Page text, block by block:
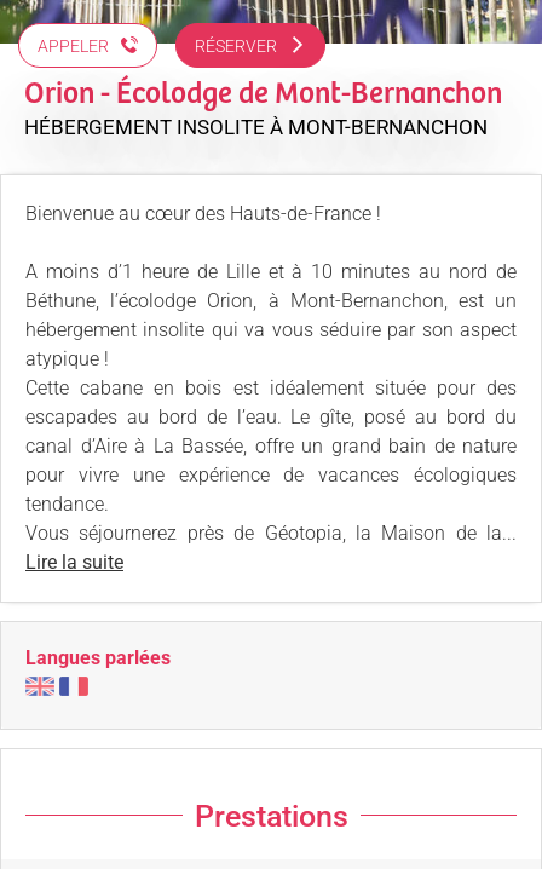
APPELER RÉSERVER
Orion - Écolodge de Mont-Bernanchon
HÉBERGEMENT INSOLITE À MONT-BERNANCHON
Bienvenue au cœur des Hauts-de-France !
A moins d’1 heure de Lille et à 10 minutes au nord de
Béthune, l’écolodge Orion, à Mont-Bernanchon, est un
hébergement insolite qui va vous séduire par son aspect
atypique !
Cette cabane en bois est idéalement située pour des
escapades au bord de l’eau. Le gîte, posé au bord du
canal d’Aire à La Bassée, offre un grand bain de nature
pour vivre une expérience de vacances écologiques
tendance.
Vous séjournerez près de Géotopia, la Maison de la...
Lire la suite
Langues parlées
Prestations